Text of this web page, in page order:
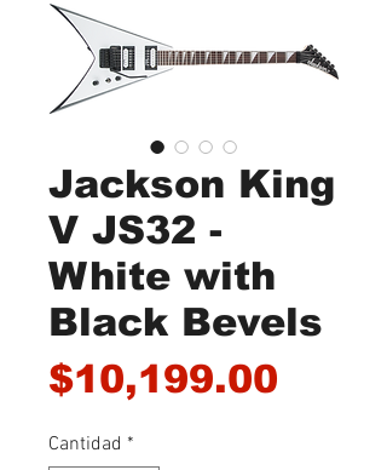
Jackson King
V JS32 -
White with
Black Bevels
$10,199.00
Cantidad *